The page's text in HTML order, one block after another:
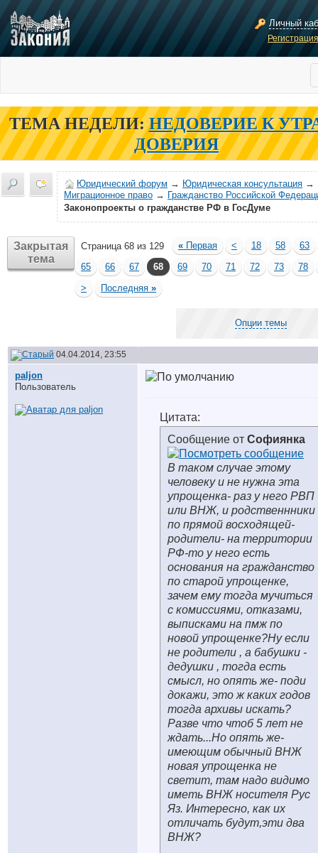
Личный
ТЕМА НЕДЕЛИ: НЕДОВЕРИЕ К
ДОВЕРИЯ
Юридический форум → Юридическая консультация →
Миграционное право → Гражданство Российской
Законопроекты о гражданстве РФ в ГосДуме
Закрытая
тема
Страница 68 из 129 « Первая < 18 58
63
65
66 67 68 69 70 71 72 73
78
>
Последняя »
Опции темы
04.04.2014, 23:55
paljon
Пользователь
Цитата:
Сообщение от Софиянка
В таком случае этому
человеку и не нужна эта
упрощенка- раз у него РВП
или ВНЖ, и родственнники
по прямой восходящей-
родители- на территории
РФ-то у него есть
основания на гражданство
по старой упрощенке,
зачем ему тогда мучиться
с комиссиями, отказами,
выписками на пмж по
новой упрощенке?Ну если
не родители , а бабушки -
дедушки , тогда есть
смысл, но опять же- поди
докажи, это ж каких годов
тогда архивы искать?
Разве что чтоб 5 лет не
ждать...Но опять же-
имеющим обычный ВНЖ
новая упрощенка не
светит, там надо видимо
иметь ВНЖ носителя Рус
Яз. Интересно, как их
отличать будут,эти два
ВНЖ?